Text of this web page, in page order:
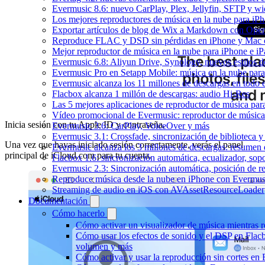
Evermusic 8.6: nuevo CarPlay, Plex, Jellyfin, SFTP y
Los mejores reproductores de música en la nube para
Exportar artículos de blog de Wix a Markdown con
Reproduce FLAC y DSD sin pérdidas en iPhone y Mac
Mejor reproductor de música en la nube para iPhone e
Evermusic 6.8: Aliyun Drive, Synology, nuevos estilos
Evermusic Pro en Setapp Mobile: música en la nube
Evermusic alcanza los 11 millones de descargas en todo
Flacbox alcanza 1 millón de descargas: audio Hi-Res
Las 5 mejores aplicaciones de reproductor de música
Vídeo promocional de Evermusic: reproductor de
Evermusic 3.6: CarPlay, VoiceOver y más
Evermusic 3.1: Crossfade, sincronización de biblioteca
Evermusic alcanza los 3 millones de descargas: resumen
Flacbox 1.6: sincronización automática, ecualizador,
Evermusic 2.3: Sincronización automática, posición de
Reproduce música desde la nube en iPhone con
Streaming de audio en iOS con AVAssetResourceLoader
Documentación
Cómo hacerlo
Cómo activar un visualizador de música mientras
Cómo usar los efectos de sonido y el DSP en
volumen y más
Cómo activar y usar la reproducción sin cortes en
Inicia sesión con tu Apple ID y contraseña.
Una vez que hayas iniciado sesión correctamente, verás el panel
principal de iCloud.com para tu cuenta.